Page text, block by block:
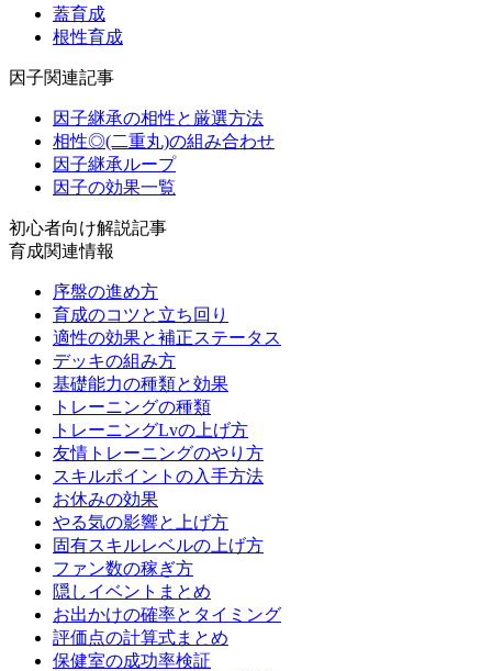
蓋育成
根性育成
因子関連記事
因子継承の相性と厳選方法
相性◎(二重丸)の組み合わせ
因子継承ループ
因子の効果一覧
初心者向け解説記事
育成関連情報
序盤の進め方
育成のコツと立ち回り
適性の効果と補正ステータス
デッキの組み方
基礎能力の種類と効果
トレーニングの種類
トレーニングLvの上げ方
友情トレーニングのやり方
スキルポイントの入手方法
お休みの効果
やる気の影響と上げ方
固有スキルレベルの上げ方
ファン数の稼ぎ方
隠しイベントまとめ
お出かけの確率とタイミング
評価点の計算式まとめ
保健室の成功率検証